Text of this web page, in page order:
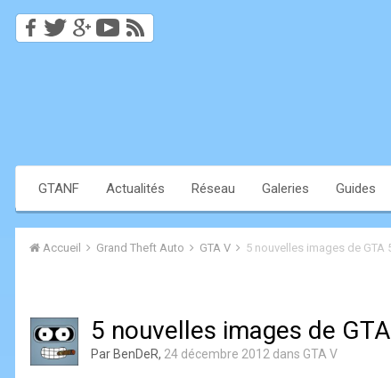
GTANF Actualités Réseau Galeries Guides
Accueil Grand Theft Auto GTA V 5 nouvelles images de GTA
5 nouvelles images de
Par BenDeR, 24 décembre 2012 dans GTA V